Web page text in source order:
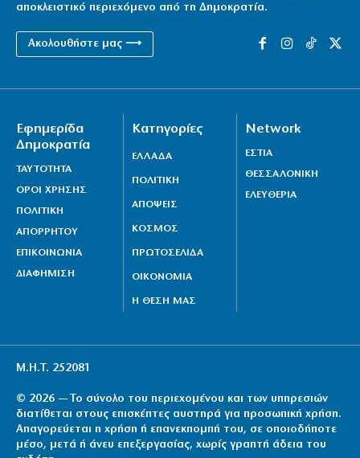
αποκλειστικό περιεχόμενο από τη Δημοκρατία.
Ακολουθήστε μας ⟶
Εφημερίδα
Δημοκρατία
ΤΑΥΤΟΤΗΤΑ
ΟΡΟΙ ΧΡΗΣΗΣ
ΠΟΛΙΤΙΚΗ
ΑΠΟΡΡΗΤΟΥ
ΕΠΙΚΟΙΝΩΝΙΑ
ΔΙΑΦΗΜΙΣΗ
Κατηγορίες
ΕΛΛΑΔΑ
ΠΟΛΙΤΙΚΗ
ΑΠΟΨΕΙΣ
ΚΟΣΜΟΣ
ΠΡΩΤΟΣΕΛΙΔΑ
ΟΙΚΟΝΟΜΙΑ
Η ΘΕΣΗ ΜΑΣ
Network
ΕΣΤΙΑ
ΘΕΣΣΑΛΟΝΙΚΗ
ΕΛΕΥΘΕΡΙΑ
Μ.Η.Τ. 252081
© 2026 — Το σύνολο του περιεχομένου και των υπηρεσιών
διατίθεται στους επισκέπτες αυστηρά για προσωπική χρήση.
Απαγορεύεται η χρήση ή επανεκπομπή του, σε οποιοδήποτε
μέσο, μετά ή άνευ επεξεργασίας, χωρίς γραπτή άδεια του